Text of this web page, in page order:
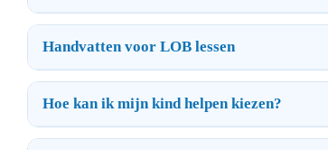
Handvatten voor LOB lessen
Hoe kan ik mijn kind helpen kiezen?